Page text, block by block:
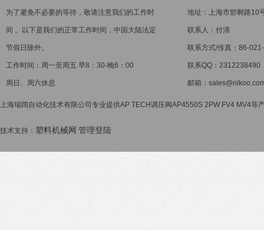
为了避免不必要的等待，敬请注意我们的工作时
间 。以下是我们的正常工作时间，中国大陆法定
节假日除外。
工作时间：周一至周五 早8：30-晚6：00
周日、周六休息
地址：上海市邯郸路10
联系人：付清
联系方式/传真：86-
联系QQ：2312238490
邮箱：
上海瑞阔自动化技术有限公司专业提供AP TECH调压阀AP4550S 2PW FV4 MV4等
技术支持： 塑料机械网 管理登陆